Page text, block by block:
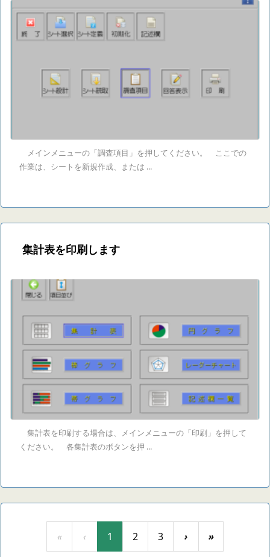
メインメニューの「調査項目」を押してください。 ここでの
作業は、シートを新規作成、または ...
集計表を印刷します
集計表を印刷する場合は、メインメニューの「印刷」を押して
ください。 各集計表のボタンを押 ...
« ‹ 1 2 3 › »